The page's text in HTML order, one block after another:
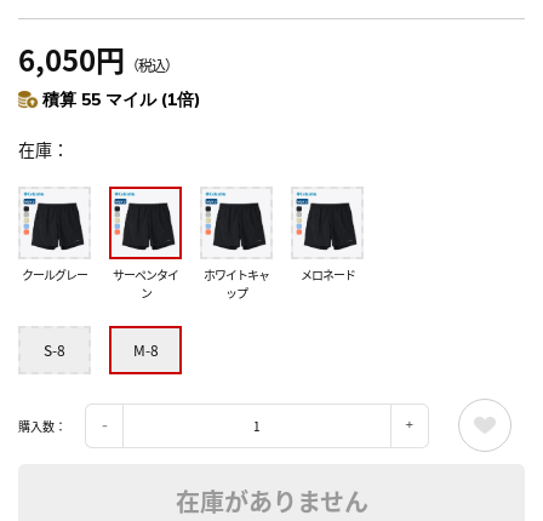
6,050円 （税込）
積算 55 マイル (1倍)
在庫
クールグレー
サーペンタイ
ン
ホワイトキャ
ップ
メロネード
S-8 M-8
購入数：
在庫がありません